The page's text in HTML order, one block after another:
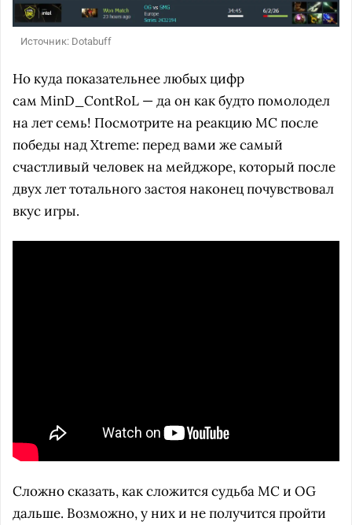
Источник: Dotabuff
Но куда показательнее любых цифр
сам MinD_ContRoL — да он как будто помолодел
на лет семь! Посмотрите на реакцию MC после
победы над Xtreme: перед вами же самый
счастливый человек на мейджоре, который после
двух лет тотального застоя наконец почувствовал
вкус игры.
Сложно сказать, как сложится судьба MC и OG
дальше. Возможно, у них и не получится пройти